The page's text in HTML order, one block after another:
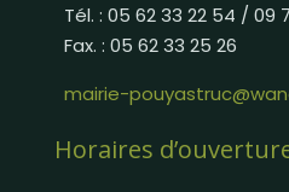
Tél. : 05 62 33 22 54 / 09
Fax. : 05 62 33 25 26
mairie-
Horaires